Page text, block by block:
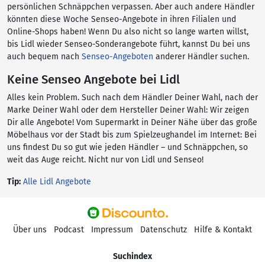
persönlichen Schnäppchen verpassen. Aber auch andere Händler
könnten diese Woche Senseo-Angebote in ihren Filialen und
Online-Shops haben! Wenn Du also nicht so lange warten willst,
bis Lidl wieder Senseo-Sonderangebote führt, kannst Du bei uns
auch bequem nach Senseo-Angeboten anderer Händler suchen.
Keine Senseo Angebote bei Lidl
Alles kein Problem. Such nach dem Händler Deiner Wahl, nach der
Marke Deiner Wahl oder dem Hersteller Deiner Wahl: Wir zeigen
Dir alle Angebote! Vom Supermarkt in Deiner Nähe über das große
Möbelhaus vor der Stadt bis zum Spielzeughandel im Internet: Bei
uns findest Du so gut wie jeden Händler – und Schnäppchen, so
weit das Auge reicht. Nicht nur von Lidl und Senseo!
Tip: Alle Lidl Angebote
Über uns Podcast Impressum Datenschutz Hilfe & Kontakt
Suchindex